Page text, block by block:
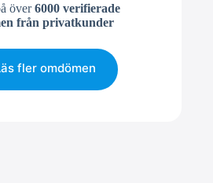
över6000 verifierade
från privatkunder
fler omdömen